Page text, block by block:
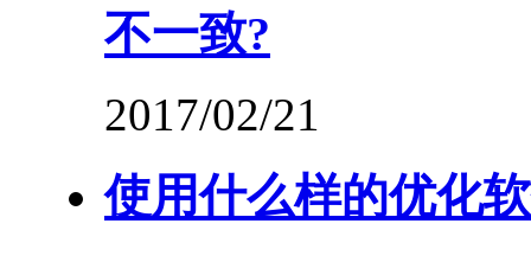
不一致?
2017/02/21
使用什么样的优化